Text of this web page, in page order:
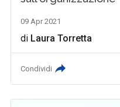
09 Apr 2021
di Laura Torretta
Condividi